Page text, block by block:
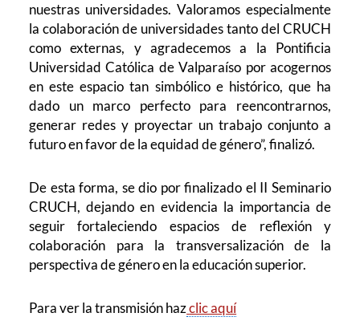
nuestras universidades. Valoramos especialmente
la colaboración de universidades tanto del CRUCH
como externas, y agradecemos a la Pontificia
Universidad Católica de Valparaíso por acogernos
en este espacio tan simbólico e histórico, que ha
dado un marco perfecto para reencontrarnos,
generar redes y proyectar un trabajo conjunto a
futuro en favor de la equidad de género”, finalizó.
De esta forma, se dio por finalizado el II Seminario
CRUCH, dejando en evidencia la importancia de
seguir fortaleciendo espacios de reflexión y
colaboración para la transversalización de la
perspectiva de género en la educación superior.
Para ver la transmisión hazclic aquí